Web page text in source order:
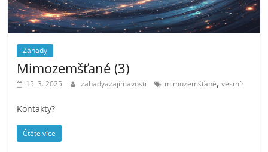
Záhady
Mimozemšťané (3)
15. 3. 2025 zahadyazajimavosti mimozemšťané,vesmír
Kontakty?
Čtěte více